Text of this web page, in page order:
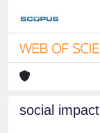
social impact